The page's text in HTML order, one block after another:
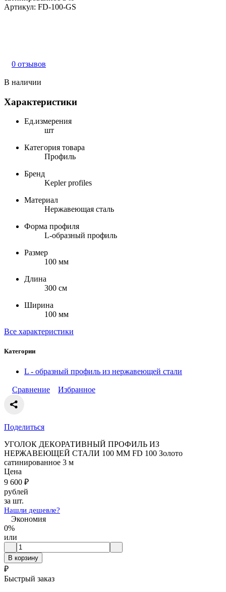
Артикул: FD-100-GS
0 отзывов
В наличии
Характеристики
Ед.измерения
шт
Категория товара
Профиль
Бренд
Kepler profiles
Материал
Нержавеющая сталь
Форма профиля
L-образный профиль
Размер
100 мм
Длина
300 см
Ширина
100 мм
Все характеристики
Категории
L - образный профиль из нержавеющей стали
Сравнение Избранное
Поделиться
УГОЛОК ДЕКОРАТИВНЫЙ ПРОФИЛЬ ИЗ
НЕРЖАВЕЮЩЕЙ СТАЛИ 100 ММ FD 100 Золото
сатинированное 3 м
Цена
9 600 ₽
рублей
за шт.
Нашли дешевле?
Экономия
0%
или
В корзину
₽
Быстрый заказ